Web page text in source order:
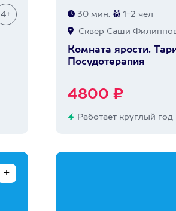
4+ 30 мин. 1-2 чел
Сквер Саши
Комната ярости.
Посудотерапия
4800 ₽
Работает круглый год